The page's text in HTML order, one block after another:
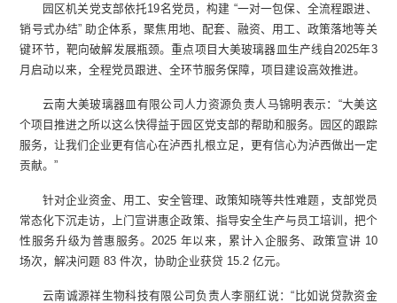
园区机关党支部依托19名党员，构建 “一对一包保、全流程跟进、
销号式办结” 助企体系，聚焦用地、配套、融资、用工、政策落地等关
键环节，靶向破解发展瓶颈。重点项目大美玻璃器皿生产线自2025年3
月启动以来，全程党员跟进、全环节服务保障，项目建设高效推进。
云南大美玻璃器皿有限公司人力资源负责人马锦明表示：“大美这
个项目推进之所以这么快得益于园区党支部的帮助和服务。园区的跟踪
服务，让我们企业更有信心在泸西扎根立足，更有信心为泸西做出一定
贡献。”
针对企业资金、用工、安全管理、政策知晓等共性难题，支部党员
常态化下沉走访，上门宣讲惠企政策、指导安全生产与员工培训，把个
性服务升级为普惠服务。2025 年以来，累计入企服务、政策宣讲 10
场次，解决问题 83 件次，协助企业获贷 15.2 亿元。
云南诚源祥生物科技有限公司负责人李丽红说：“比如说贷款资金